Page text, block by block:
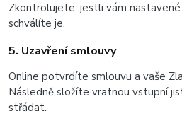
Zkontrolujete, jestli vám
schválíte je.
5. Uzavření smlouvy
Online potvrdíte smlouvu a vaše
Následně složíte vratnou vstupní
střádat.